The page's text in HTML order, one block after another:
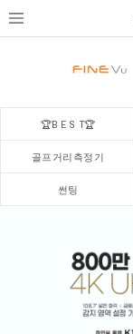
🏆B E S T🏆
골프거리측정기
썬팅